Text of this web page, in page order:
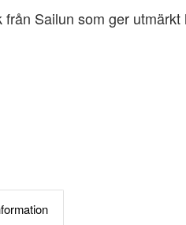
Sailun som ger utmärkt